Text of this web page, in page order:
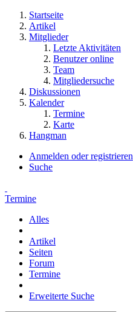
Startseite
Artikel
Mitglieder
Letzte Aktivitäten
Benutzer online
Team
Mitgliedersuche
Diskussionen
Kalender
Termine
Karte
Hangman
Anmelden oder registrieren
Suche
Termine
Alles
Artikel
Seiten
Forum
Termine
Erweiterte Suche